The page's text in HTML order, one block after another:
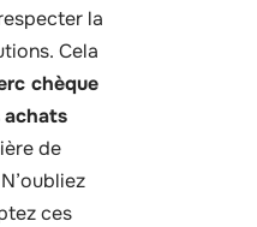
la
Cela
chèque
achats
de
ces